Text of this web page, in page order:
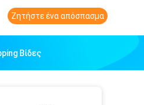
Ζητήστε ένα απόσπασμα
Βίδες